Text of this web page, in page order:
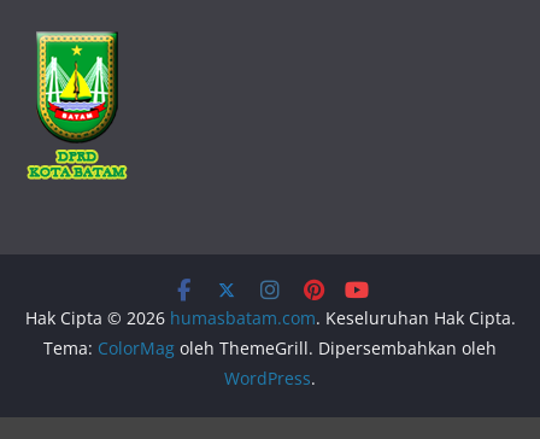
Hak Cipta © 2026 humasbatam.com. Keseluruhan Hak Cipta.
Tema: ColorMag oleh ThemeGrill. Dipersembahkan oleh
WordPress.